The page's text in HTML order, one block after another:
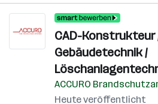
CAD-Konstrukteur
Gebäudetechnik /
ACCURO
Heute veröffentlicht